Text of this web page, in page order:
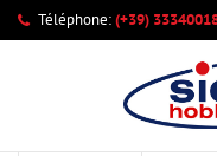
Téléphone:(+39)
Mes listes
Créer une
Créer une
Nom de la liste
Connexion
Vous devez être
liste d'envies.